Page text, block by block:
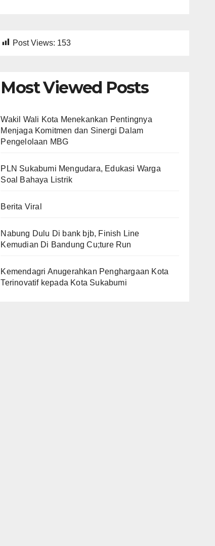
Post Views: 153
Most Viewed Posts
Wakil Wali Kota Menekankan Pentingnya
Menjaga Komitmen dan Sinergi Dalam
Pengelolaan MBG
PLN Sukabumi Mengudara, Edukasi Warga
Soal Bahaya Listrik
Berita Viral
Nabung Dulu Di bank bjb, Finish Line
Kemudian Di Bandung Cu;ture Run
Kemendagri Anugerahkan Penghargaan Kota
Terinovatif kepada Kota Sukabumi